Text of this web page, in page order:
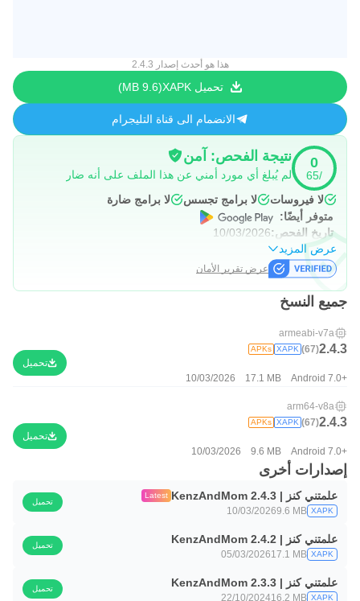
هذا هو أحدث إصدار 2.4.3
تحميل XAPK 9.6 MB
الانضمام الى قناة التليجرام
0
/65
نتيجة الفحص: آمن
لم يُبلغ أي مورد أمني عن هذا الملف على أنه ضار
لا فيروسات
لا برامج تجسس
لا برامج ضارة
متوفر أيضًا:
تاريخ الفحص:10/03/2026
عرض المزيد
عرض تقرير الأمان
جميع النسخ
armeabi-v7a
2.4.3
(67)
XAPK
APKs
10/03/2026 17.1 MB Android 7.0+
تحميل
arm64-v8a
2.4.3
(67)
XAPK
APKs
10/03/2026 9.6 MB Android 7.0+
تحميل
إصدارات أخرى
علمتني كنز | KenzAndMom 2.4.3
Latest
XAPK
9.6 MB
10/03/2026
تحميل
علمتني كنز | KenzAndMom 2.4.2
XAPK
17.1 MB
05/03/2026
تحميل
علمتني كنز | KenzAndMom 2.3.3
XAPK
16.2 MB
22/10/2024
تحميل